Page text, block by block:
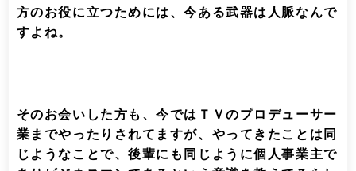
方のお役に立つためには、今ある武器は人脈なんで
すよね。
そのお会いした方も、今ではＴＶのプロデューサー
業までやったりされてますが、やってきたことは同
じようなことで、後輩にも同じように個人事業主で